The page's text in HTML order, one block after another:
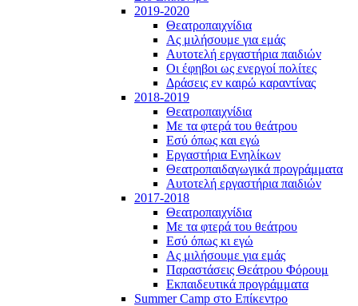
2019-2020
Θεατροπαιχνίδια
Ας μιλήσουμε για εμάς
Αυτοτελή εργαστήρια παιδιών
Οι έφηβοι ως ενεργοί πολίτες
Δράσεις εν καιρώ καραντίνας
2018-2019
Θεατροπαιχνίδια
Με τα φτερά του θεάτρου
Εσύ όπως και εγώ
Εργαστήρια Ενηλίκων
Θεατροπαιδαγωγικά προγράμματα
Αυτοτελή εργαστήρια παιδιών
2017-2018
Θεατροπαιχνίδια
Με τα φτερά του θεάτρου
Εσύ όπως κι εγώ
Ας μιλήσουμε για εμάς
Παραστάσεις Θεάτρου Φόρουμ
Εκπαιδευτικά προγράμματα
Summer Camp στο Επίκεντρο